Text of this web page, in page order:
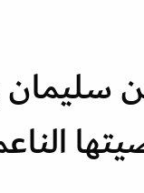
سليمان